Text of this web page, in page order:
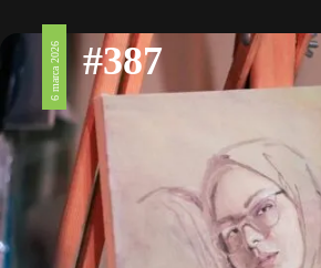
6 marca 2026 #387